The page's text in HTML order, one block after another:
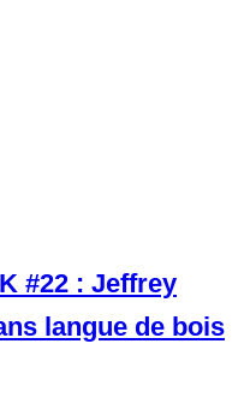
#22 : Jeffrey
langue de bois